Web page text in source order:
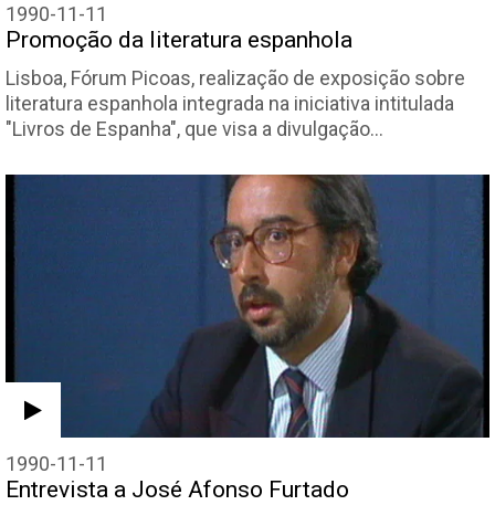
1990-11-11
Promoção da literatura espanhola
Lisboa, Fórum Picoas, realização de exposição sobre
literatura espanhola integrada na iniciativa intitulada
"Livros de Espanha", que visa a divulgação…
1990-11-11
Entrevista a José Afonso Furtado